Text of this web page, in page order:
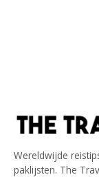
Wereldwijde
paklijsten. The